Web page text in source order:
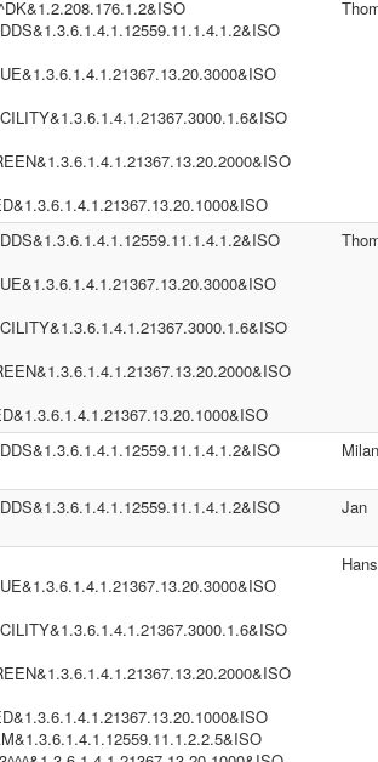
Milan
Jan
Hans